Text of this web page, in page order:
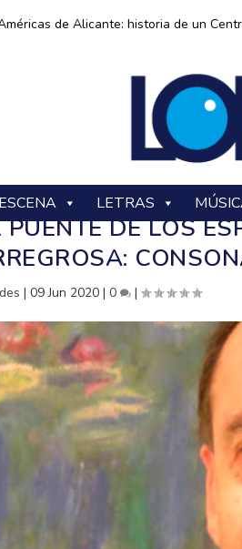
de Alicante: historia de un
ESCENA LETRAS
DE LOS
|09 Jun 2020 |0 |